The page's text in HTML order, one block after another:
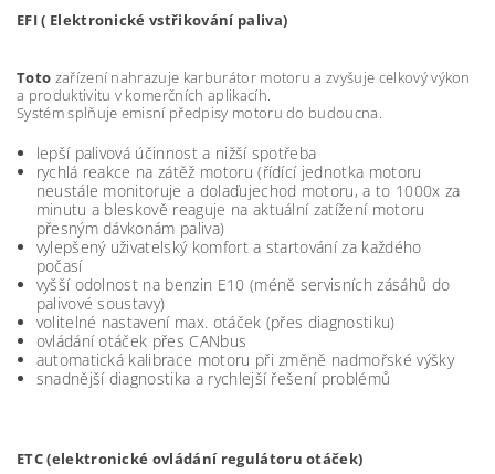
EFI ( Elektronické vstřikování paliva)
Toto zařízení nahrazuje karburátor motoru a zvyšuje celkový výkon
a produktivitu v komerčních aplikacíh.
Systém splňuje emisní předpisy motoru do budoucna.
lepší palivová účinnost a nižší spotřeba
rychlá reakce na zátěž motoru (řídící jednotka motoru
neustále monitoruje a dolaďujechod motoru, a to 1000x za
minutu a bleskově reaguje na aktuální zatížení motoru
přesným dávkonám paliva)
vylepšený uživatelský komfort a startování za každého
počasí
vyšší odolnost na benzin E10 (méně servisních zásáhů do
palivové soustavy)
volitelné nastavení max. otáček (přes diagnostiku)
ovládání otáček přes CANbus
automatická kalibrace motoru při změně nadmořské výšky
snadnější diagnostika a rychlejší řešení problémů
ETC (elektronické ovládání regulátoru otáček)